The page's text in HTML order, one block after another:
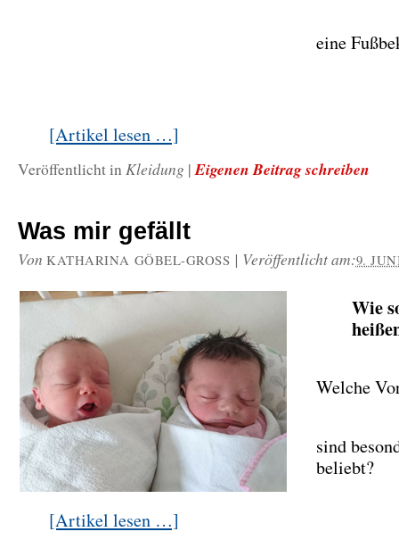
eine
[Artikel lesen …]
Veröffentlicht inKleidung | Eigenen Beitrag schreiben
Was mir gefällt
Von KATHARINA GÖBEL-GROSS | Veröffentlicht am:9.
Wie
Welche
sind
beliebt?
[Artikel lesen …]